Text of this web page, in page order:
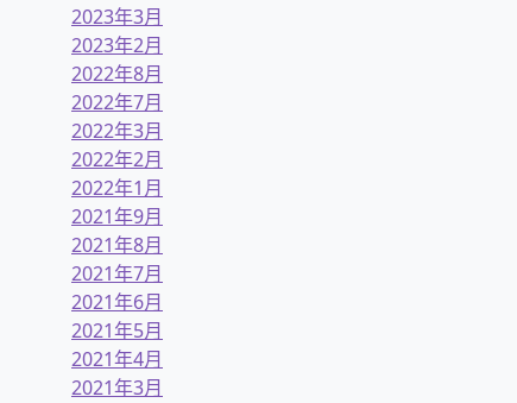
2023年3月
2023年2月
2022年8月
2022年7月
2022年3月
2022年2月
2022年1月
2021年9月
2021年8月
2021年7月
2021年6月
2021年5月
2021年4月
2021年3月